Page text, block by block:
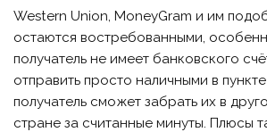
Western Union, MoneyGram и им
остаются востребованными,
получатель не имеет банковского
отправить просто наличными в
получатель сможет забрать их в
стране за считанные минуты. Плюсы